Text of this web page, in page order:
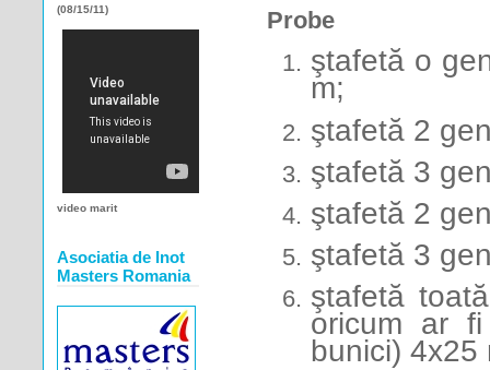
Probe
ştafetă o
m;
ştafetă 2
ştafetă 3
ştafetă 2
ştafetă 3
ştafetă
oricum ar
bunici) 4x25
(08/15/11)
video marit
Asociatia de Inot
Masters Romania